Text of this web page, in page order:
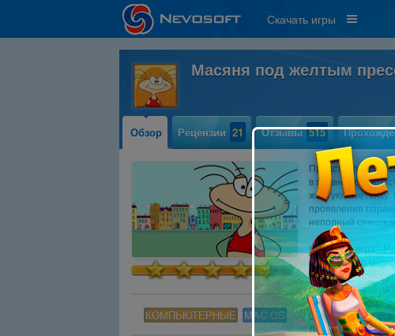
Скачать игры
Масяня под желтым
Обзор Рецензии 21 Отзывы 515
КОМПЬЮТЕРНЫЕ MAC OS
Представляем
в главной роли.
желтую
проявления
неполный список
Отличная игра
популярного
предстоит
редактора газеты
принеси пачку
с необычными
Лохматым.